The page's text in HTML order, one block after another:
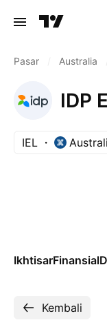
Pasar Australia
IDP
IEL
IkhtisarFinansial
Kembali